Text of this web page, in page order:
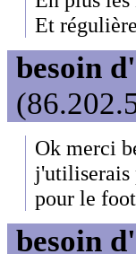
Et
besoin
Ok merci
j'utiliserais
pour le
besoin